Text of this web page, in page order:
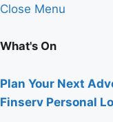
Close Menu
What's On
Plan Your Next
Finserv Personal